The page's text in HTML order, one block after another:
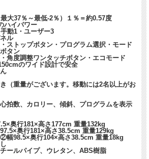
大37％～最低-2％）１％＝約0.57度
ハイパワー
動1・ユーザー3
ル
ストップボタン・プログラム選択・モード
タン
角度調整ワンタッチボタン・エコモード
のワイド設計で安全
（重量がございます。移動には2名以上がお
拍数、カロリー、傾斜、プログラムを表示
行181×高さ177cm 重量132kg
奥行181×高さ38.5cm 重量129kg
高さ38.5cm 重量18kg
プ、ウレタン、ABS樹脂